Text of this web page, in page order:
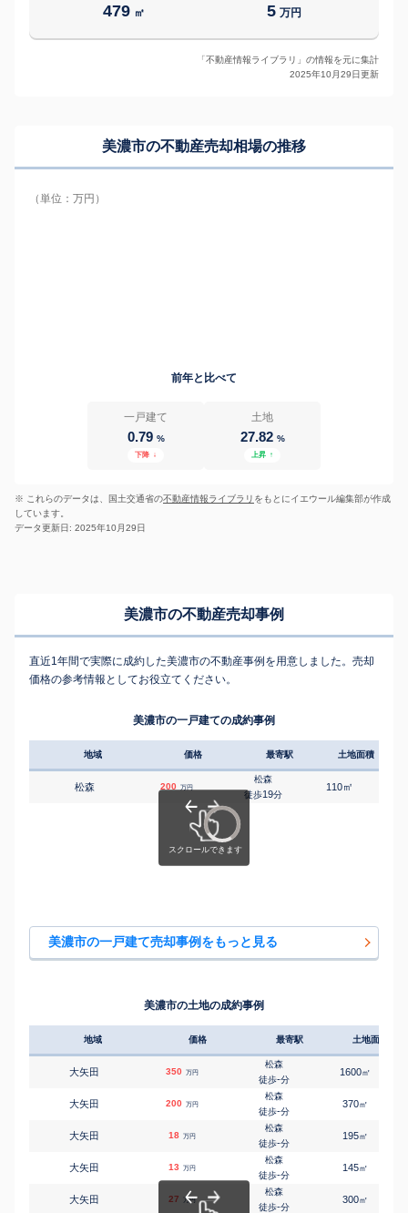
479 ㎡ 5 万円
「不動産情報ライブラリ」の情報を元に集計
2025年10月29日更新
美濃市の不動産売却相場の推移
（単位：万円）
前年と比べて
一戸建て
0.79 %
下降 ↓
土地
27.82 %
上昇 ↑
※ これらのデータは、国土交通省の不動産情報ライブラリ をもとにイエウール編集部が作成
しています。
データ更新日: 2025年10月29日
美濃市の不動産売却事例
直近1年間で実際に成約した美濃市の不動産事例を用意しました。売却
価格の参考情報としてお役立てください。
美濃市の一戸建ての成約事例
地域 価格 最寄駅 土地面積
松森 200 万円
松森
徒歩19分
110㎡
美濃市の一戸建て売却事例をもっと見る
美濃市の土地の成約事例
地域 価格 最寄駅 土地面積
大矢田 350 万円
松森
徒歩-分
1600㎡
大矢田 200 万円
松森
徒歩-分
370㎡
大矢田 18 万円
松森
徒歩-分
195㎡
大矢田 13 万円
松森
徒歩-分
145㎡
大矢田 27 万円
松森
徒歩-分
300㎡